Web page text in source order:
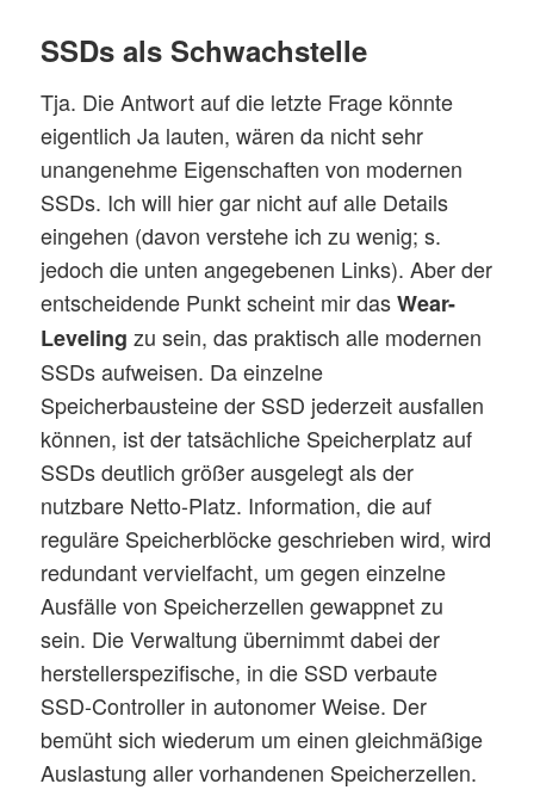
SSDs als Schwachstelle
Tja. Die Antwort auf die letzte Frage könnte
eigentlich Ja lauten, wären da nicht sehr
unangenehme Eigenschaften von modernen
SSDs. Ich will hier gar nicht auf alle Details
eingehen (davon verstehe ich zu wenig; s.
jedoch die unten angegebenen Links). Aber der
entscheidende Punkt scheint mir dasWear-
Leveling zu sein, das praktisch alle modernen
SSDs aufweisen. Da einzelne
Speicherbausteine der SSD jederzeit ausfallen
können, ist der tatsächliche Speicherplatz auf
SSDs deutlich größer ausgelegt als der
nutzbare Netto-Platz. Information, die auf
reguläre Speicherblöcke geschrieben wird, wird
redundant vervielfacht, um gegen einzelne
Ausfälle von Speicherzellen gewappnet zu
sein. Die Verwaltung übernimmt dabei der
herstellerspezifische, in die SSD verbaute
SSD-Controller in autonomer Weise. Der
bemüht sich wiederum um einen gleichmäßige
Auslastung aller vorhandenen Speicherzellen.